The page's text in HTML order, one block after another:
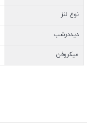
نوع لنز
دیددرشب
میکروفن